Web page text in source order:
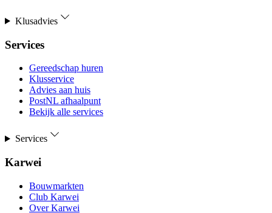
Klusadvies
Services
Gereedschap huren
Klusservice
Advies aan huis
PostNL afhaalpunt
Bekijk alle services
Services
Karwei
Bouwmarkten
Club Karwei
Over Karwei